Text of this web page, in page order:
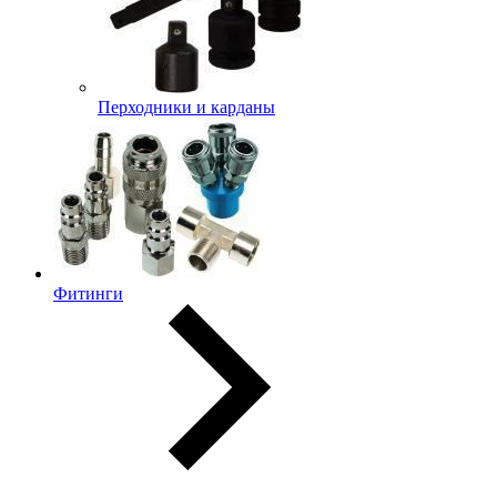
Перходники и карданы
Фитинги